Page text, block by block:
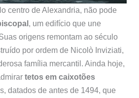
centro de Alexandria, não pode
, um edifício que une
origens remontam ao século
por ordem de Nicolò Inviziati,
família mercantil. Ainda hoje,
tetos em caixotões
datados de antes de 1494, que